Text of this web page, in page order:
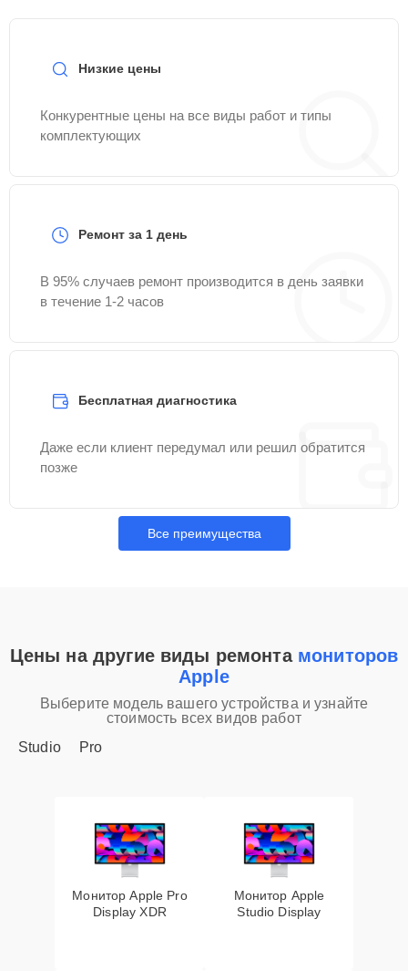
Низкие цены
Конкурентные цены на все виды работ и типы
комплектующих
Ремонт за 1 день
В 95% случаев ремонт производится в день заявки
в течение 1-2 часов
Бесплатная диагностика
Даже если клиент передумал или решил обратится
позже
Все преимущества
Цены на другие виды ремонта мониторов
Apple
Выберите модель вашего устройства и узнайте
стоимость всех видов работ
Studio
Pro
Монитор Apple Pro
Display XDR
Монитор Apple
Studio Display